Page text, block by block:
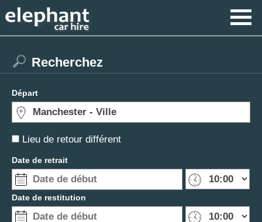
Lieu de retour différent
Recherchez
Départ
Date de retrait
Date de restitution